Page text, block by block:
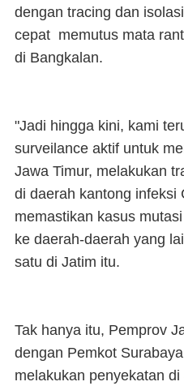
dengan tracing dan
cepat memutus mata
di Bangkalan.
"Jadi hingga kini, kami
surveilance aktif untuk
Jawa Timur, melakukan
di daerah kantong infeksi
memastikan kasus
ke daerah-daerah yang
satu di Jatim itu.
Tak hanya itu, Pemprov
dengan Pemkot
melakukan penyekatan